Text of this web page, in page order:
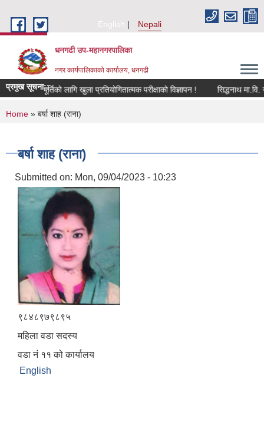
English
Nepali
धनगढी उप-महानगरपालिका
नगर कार्यपालिकाको कार्यालय, धनगढी
प्रमुख सूचना::पदपूर्तिको लागि खुला प्रतियोगितात्मक परीक्षाको विज्ञापन !
You are here
Home » बर्षा शाह (राना)
बर्षा शाह (राना)
Submitted on: Mon, 09/04/2023 - 10:23
९८४८९७९८९५
महिला वडा सदस्य
वडा नं ११ को कार्यालय
English